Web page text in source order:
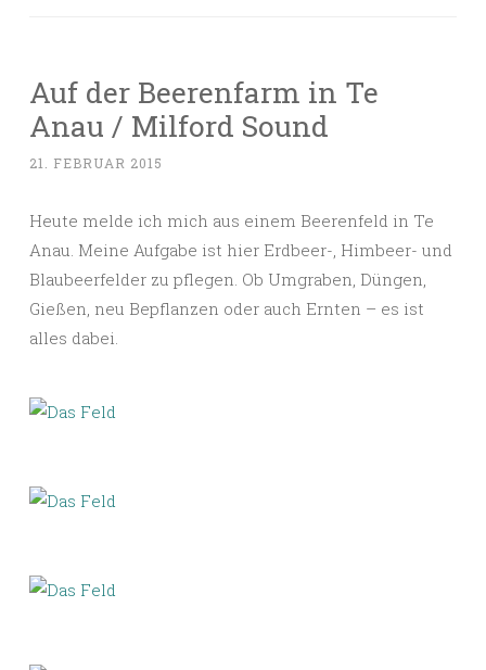
Auf der Beerenfarm in Te
Anau / Milford Sound
21. FEBRUAR 2015
Heute melde ich mich aus einem Beerenfeld in Te
Anau. Meine Aufgabe ist hier Erdbeer-, Himbeer- und
Blaubeerfelder zu pflegen. Ob Umgraben, Düngen,
Gießen, neu Bepflanzen oder auch Ernten – es ist
alles dabei.